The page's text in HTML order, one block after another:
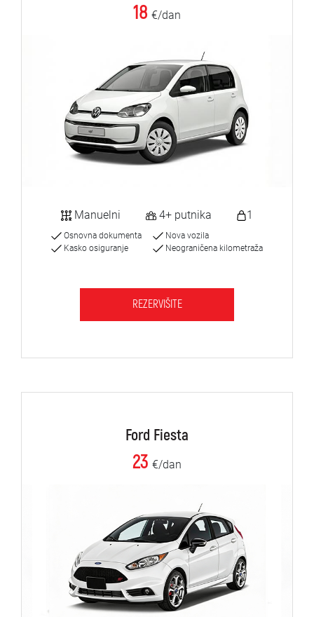
18 €/dan
Manuelni 4+ putnika 1
Osnovna dokumenta
Kasko osiguranje
Nova vozila
Neograničena kilometraža
REZERVIŠITE
Ford Fiesta
23 €/dan